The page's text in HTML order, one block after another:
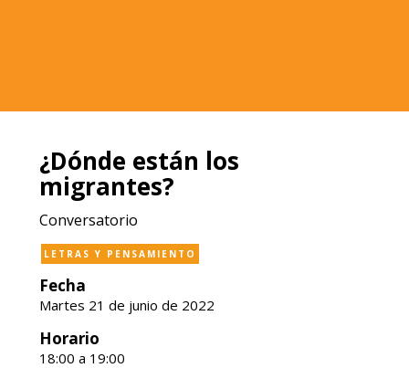
¿Dónde están los
migrantes?
Conversatorio
LETRAS Y PENSAMIENTO
Fecha
Martes 21 de junio de 2022
Horario
18:00 a 19:00